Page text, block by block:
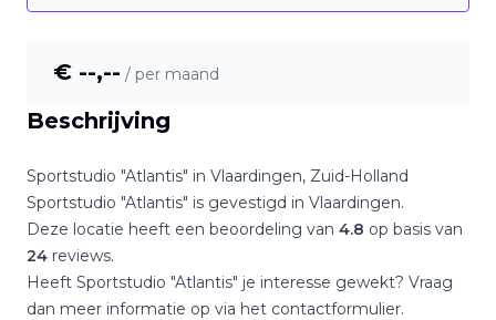
Beschrijving
Sportstudio "Atlantis" in Vlaardingen, Zuid-Holland
Sportstudio "Atlantis" is gevestigd in Vlaardingen.
Deze locatie heeft een beoordeling van 4.8 op basis van
24 reviews.
Heeft Sportstudio "Atlantis" je interesse gewekt? Vraag
dan meer informatie op via het contactformulier.
€ --,-- / per maand